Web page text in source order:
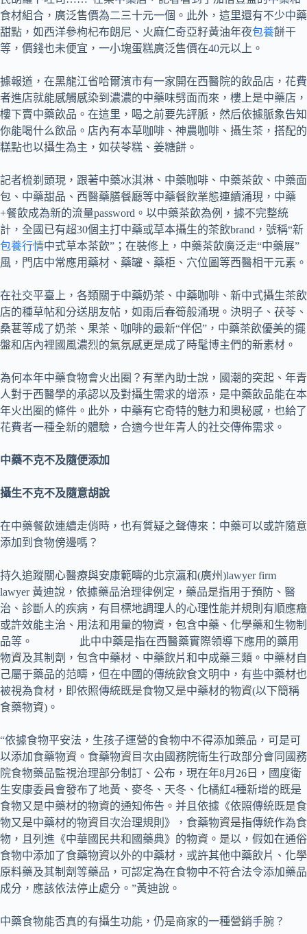
食材組合，廣泛售價為二三十元一個。此外，這里還有不少中藥
甜點，如西洋參枸杞布朗尼、火麻仁奇亞籽黃油年夜包養餅干
等，價錢也未便宜，一小塊蛋糕廣泛售價在40元以上。
據報道，在黑龍江省哈爾濱市有一家開在西醫院的飲品店，花費
者進店就能感觸感染到濃濃的中藥味劈面而來，樓上是中藥店，
樓下賣中藥飲品。在這里，喝之前要先評脈，然后依據脈象告知
你能喝什么飲品。店內有本草咖啡、神農咖啡、攝生茶，搭配的
糕點也以攝生為主，如茯苓糕、姜糖餅。
記者梳剃頭現，跟著中藥冰淇淋、中藥咖啡、中藥茶飲、中藥面
包、中藥甜品、西醫藥膳餐廳等中藥餐飲業態連續涌現，中藥
+餐飲成為新的流量password。以中藥茶飲為例，據不完整統
計，全國已有超30個主打中藥或草本攝生的茶飲brand，號稱“新
包養行情中式草本茶飲”；在裝修上，中藥茶飲廣泛走“中藥展”
風，門店中常應用藥材、藥罐、藥柜、穴位圖等西醫相干元素。
在社交平臺上，各類關于中藥奶茶、中藥咖啡、新中式攝生茶飲
店的種草帖和分送朋友帖，如雨后春筍般涌現。決明子、茯苓、
桑葚等成了奶茶、果茶、咖啡的最新“伴侶”，中藥茶飲優美的擺
盤和店內裡國風濃烈的氣氛感更是成了時髦博主們的新素材。
為何本年中藥食物會火出圈？有業內助士說，國潮的突起、年青
人對于西醫學的承認以及對攝生需求的增添，是中藥飲品能在本
年火出圈的條件。此外，中藥有它奇特的魅力和奧秘感，也給了
花費者一種全新的體驗，合適今世年青人的社交傳佈需求。
中藥不克不及隨便添加
攝生不克不及隨意胡說
在中藥餐飲連續走俏時，也有質疑之聲傳來：中藥可以或許隨意
添加到食物傍邊嗎？
持久追蹤關心醫療與安康範疇的北京瀛和(廣州)lawyer firm
lawyer 黃迪說，依據藥品治理律例定，藥品是指用于預防、醫
治、診斷人的疾病，有目標地調理人的心理性能并規則有順應癥
或許效能主治、用法和用量的物資，包含中藥、化學藥和生物制
品等。 此中中藥是指在西醫藥實際領導下應用的藥用
物資及其制劑，包含中藥材、中藥飲片和中成藥三類。中藥材自
己屬于藥品的范疇，但在中國的傳統飲食文明中，有些中藥材也
被視為食材，即依照傳統既是食物又是中藥材的物資(以下簡稱
食藥物資)。
“依據食物平安法，生孩子運營的食物中不得添加藥品，可是可
以添加食藥物資。食藥物資目次由國務院衛生行政部分會同國務
院食物藥品監視治理部分制訂、公布，現在年8月26日，國度衛
生安康委員會發布了地黃、麥冬、天冬、化橘紅4種新增的既是
食物又是中藥材的物資的通知佈告。并且依據《依照傳統既是食
物又是中藥材的物資目次治理規則》，食藥物資是指傳統作為食
物，且列進《中華國民共和國藥典》的物資。是以，假如在通俗
食物中添加了食藥物資以外的中藥材，或許其他中藥飲片、化學
原料藥及其制劑等藥品，可認定為在食物中不符合法令添加藥品
成分，應該依法停止處分。”黃迪說。
中藥食物能否真的有攝生功能，仍是商家的一種營銷手腕？